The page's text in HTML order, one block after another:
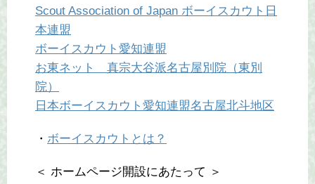
Scout Association of Japan ボーイスカウト日
本連盟
ボーイスカウト愛知連盟
お東ネット 真宗大谷派名古屋別院（東別
院）
日本ボーイスカウト愛知連盟名古屋北斗地区
・ ボーイスカウトとは？
＜ ホームページ開設にあたって ＞